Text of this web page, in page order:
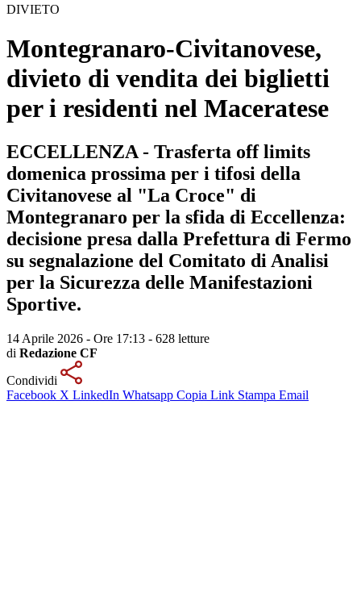
DIVIETO
Montegranaro-Civitanovese,
divieto di vendita dei biglietti
per i residenti nel Maceratese
ECCELLENZA - Trasferta off limits
domenica prossima per i tifosi della
Civitanovese al "La Croce" di
Montegranaro per la sfida di Eccellenza:
decisione presa dalla Prefettura di Fermo
su segnalazione del Comitato di Analisi
per la Sicurezza delle Manifestazioni
Sportive.
14 Aprile 2026 - Ore 17:13 - 628 letture
di Redazione CF
Condividi
Facebook X LinkedIn Whatsapp Copia Link Stampa Email